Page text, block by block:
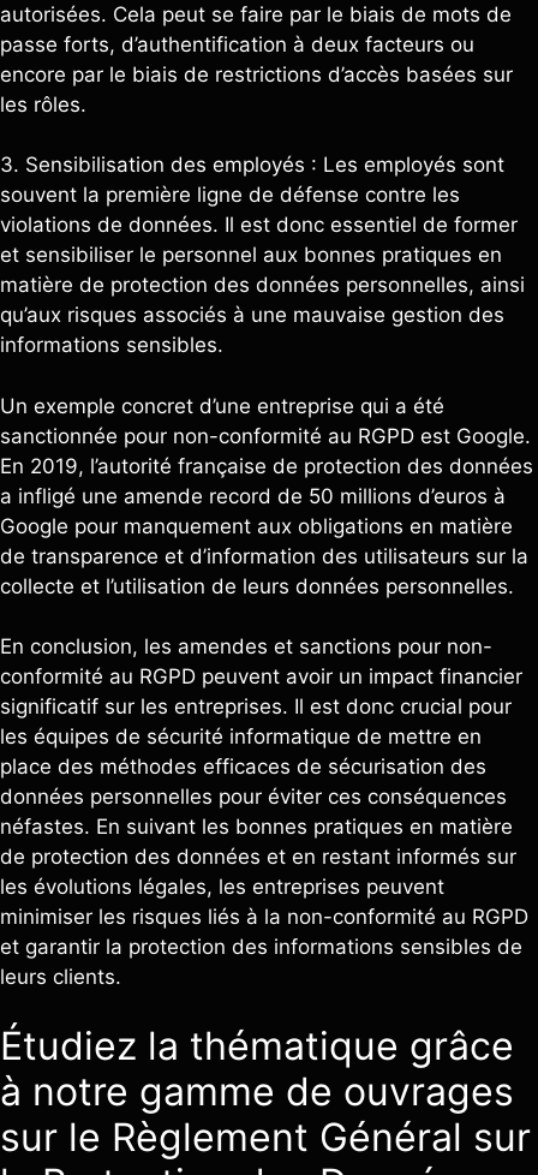
autorisées. Cela peut se faire par le biais de mots de
passe forts, d’authentification à deux facteurs ou
encore par le biais de restrictions d’accès basées sur
les rôles.
3. Sensibilisation des employés : Les employés sont
souvent la première ligne de défense contre les
violations de données. Il est donc essentiel de former
et sensibiliser le personnel aux bonnes pratiques en
matière de protection des données personnelles, ainsi
qu’aux risques associés à une mauvaise gestion des
informations sensibles.
Un exemple concret d’une entreprise qui a été
sanctionnée pour non-conformité au RGPD est Google.
En 2019, l’autorité française de protection des données
a infligé une amende record de 50 millions d’euros à
Google pour manquement aux obligations en matière
de transparence et d’information des utilisateurs sur la
collecte et l’utilisation de leurs données personnelles.
En conclusion, les amendes et sanctions pour non-
conformité au RGPD peuvent avoir un impact financier
significatif sur les entreprises. Il est donc crucial pour
les équipes de sécurité informatique de mettre en
place des méthodes efficaces de sécurisation des
données personnelles pour éviter ces conséquences
néfastes. En suivant les bonnes pratiques en matière
de protection des données et en restant informés sur
les évolutions légales, les entreprises peuvent
minimiser les risques liés à la non-conformité au RGPD
et garantir la protection des informations sensibles de
leurs clients.
Étudiez la thématique grâce
à notre gamme de ouvrages
sur le Règlement Général sur